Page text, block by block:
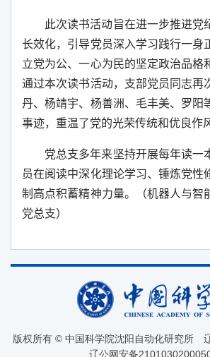
此次读书活动旨在进一步推进党
长效化，引导党员深入学习践行一身
立党为公、一心为民的坚定政治品格
通过本次读书活动，支部党员同志再
丹、杨靖宇、杨善洲、毛丰美、罗阳
事迹，重温了党的光荣传统和优良作
党总支多年来坚持开展每年读一
员在阅读中深化理论学习、锤炼党性
制高点积蓄精神力量。（机器人与智
党总支）
版权所有 © 中国科学院沈阳自动化研究所
辽公网安备